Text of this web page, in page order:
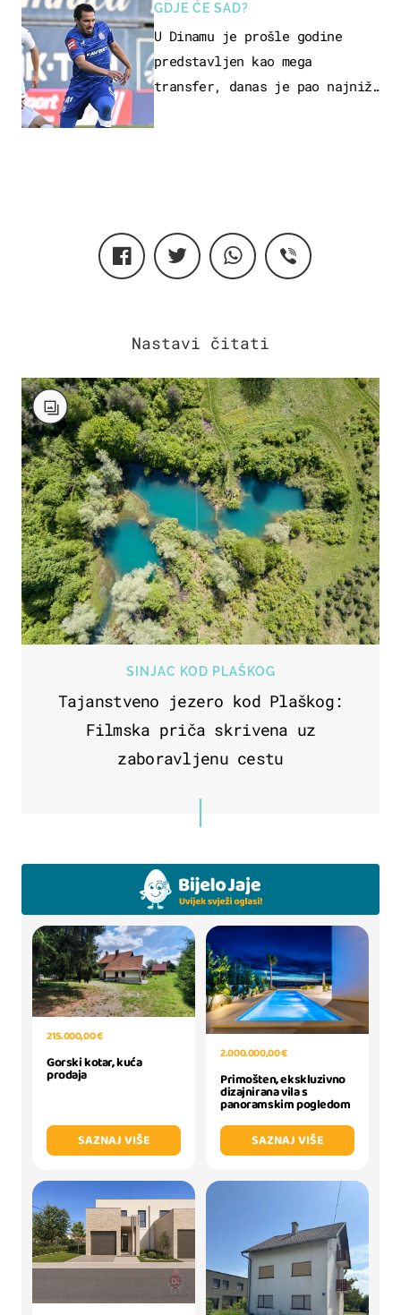
GDJE ĆE SAD?
U Dinamu je prošle godine
predstavljen kao mega
transfer, danas je pao najniže
SINJAC KOD PLAŠKOG
Tajanstveno jezero kod Plaškog:
Filmska priča skrivena uz
zaboravljenu cestu
215.000,00 €
Gorski kotar, kuća
prodaja
SAZNAJ VIŠE
2.000.000,00 €
Primošten, ekskluzivno
dizajnirana vila s
panoramskim pogledom
SAZNAJ VIŠE